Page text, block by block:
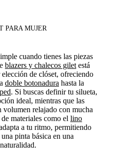
PARA MUJER
cuando tienes las piezas
blazers y chalecos gilet está
de clóset, ofreciendo
doble botonadura hasta la
. Si buscas definir tu silueta,
ideal, mientras que las
volumen relajado con mucha
materiales como el lino
a tu ritmo, permitiendo
pinta básica en una